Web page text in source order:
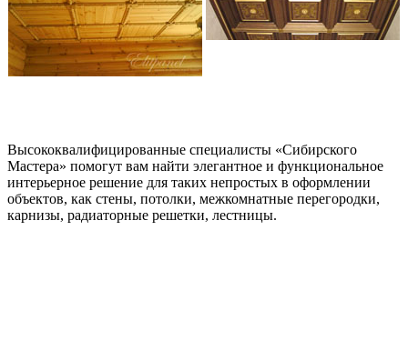
Высококвалифицированные специалисты «Сибирского
Мастера» помогут вам найти элегантное и функциональное
интерьерное решение для таких непростых в оформлении
объектов, как стены, потолки, межкомнатные перегородки,
карнизы, радиаторные решетки, лестницы.